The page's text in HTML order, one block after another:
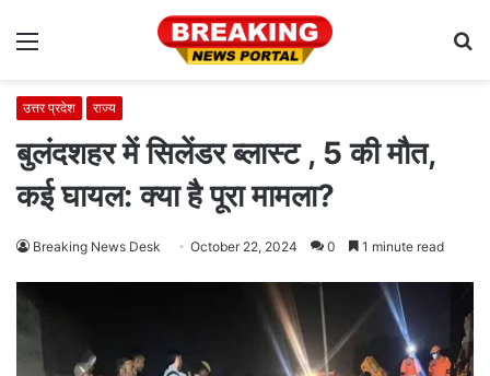
Menu
उत्तर प्रदेश राज्य
बुलंदशहर में सिलेंडर ब्‍लास्‍ट , 5 की मौत,
कई घायल: क्या है पूरा मामला?
Breaking News Desk October 22, 2024 0 1 minute read